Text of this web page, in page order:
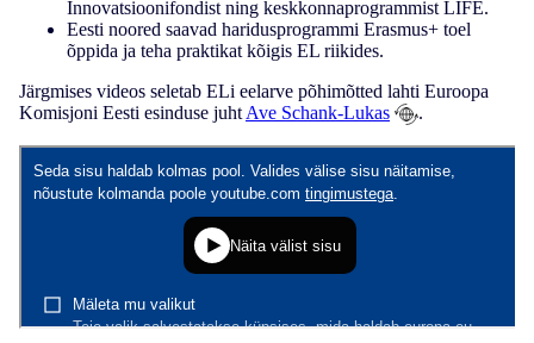
Innovatsioonifondist ning keskkonnaprogrammist LIFE.
Eesti noored saavad haridusprogrammi Erasmus+ toel
õppida ja teha praktikat kõigis EL riikides.
Järgmises videos seletab ELi eelarve põhimõtted lahti Euroopa
Komisjoni Eesti esinduse juht Ave Schank-Lukas .